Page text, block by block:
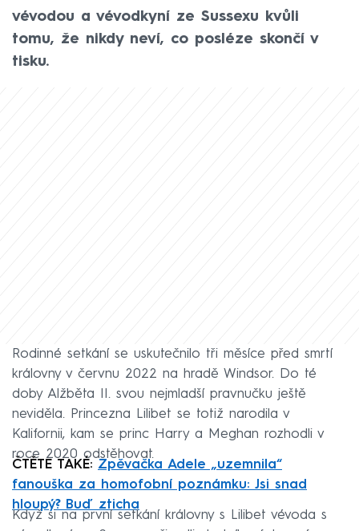
vévodou a vévodkyní ze Sussexu kvůli
tomu, že nikdy neví, co posléze skončí v
tisku.
Rodinné setkání se uskutečnilo tři měsíce před smrtí
královny v červnu 2022 na hradě Windsor. Do té
doby Alžběta II. svou nejmladší pravnučku ještě
neviděla. Princezna Lilibet se totiž narodila v
Kalifornii, kam se princ Harry a Meghan rozhodli v
roce 2020 odstěhovat.
ČTĚTE TAKÉ: Zpěvačka Adele „uzemnila“
fanouška za homofobní poznámku: Jsi snad
hloupý? Buď zticha
Když si na první setkání královny s Lilibet vévoda s